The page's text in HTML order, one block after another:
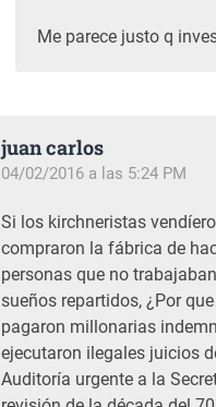
Me parece justo q
juan carlos
04/02/2016 a las 5:24 PM
Si los kirchneristas
compraron la fábrica de
personas que no
sueños repartidos, ¿Por
pagaron millonarias
ejecutaron ilegales juicios
Auditoría urgente a la